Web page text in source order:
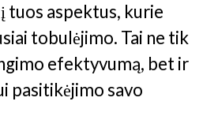
tuos aspektus, kurie
tobulėjimo. Tai ne tik
efektyvumą, bet ir
pasitikėjimo savo